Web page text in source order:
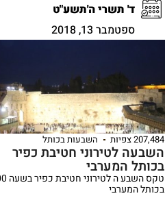
ד' תשרי ה'תשע"ט
ספטמבר 13, 2018
207,484 צפיות השבעות בכותל
השבעה לטירוני חטיבת כפיר
בכותל המערבי
טקס
בכותל המערבי